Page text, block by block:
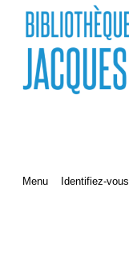
Menu Identifiez-vous